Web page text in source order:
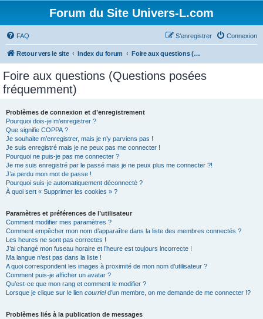
Forum du Site Univers-L.com
FAQ Connexion
S’enregistrer
Retour vers le site Index du forum Foire aux questions (Questions posées fréquemment)
Foire aux questions (Questions posées
fréquemment)
Problèmes de connexion et d’enregistrement
Pourquoi dois-je m’enregistrer ?
Que signifie COPPA ?
Je souhaite m’enregistrer, mais je n’y parviens pas !
Je suis enregistré mais je ne peux pas me connecter !
Pourquoi ne puis-je pas me connecter ?
Je me suis enregistré par le passé mais je ne peux plus me connecter ?!
J’ai perdu mon mot de passe !
Pourquoi suis-je automatiquement déconnecté ?
À quoi sert « Supprimer les cookies » ?
Paramètres et préférences de l’utilisateur
Comment modifier mes paramètres ?
Comment empêcher mon nom d’apparaître dans la liste des membres connectés ?
Les heures ne sont pas correctes !
J’ai changé mon fuseau horaire et l’heure est toujours incorrecte !
Ma langue n’est pas dans la liste !
A quoi correspondent les images à proximité de mon nom d’utilisateur ?
Comment puis-je afficher un avatar ?
Qu’est-ce que mon rang et comment le modifier ?
Lorsque je clique sur le lien courrield’un membre, on me demande de me connecter !?
Problèmes liés à la publication de messages